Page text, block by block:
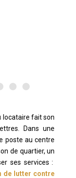
locataire fait son
Dans une
poste au centre
de quartier, un
ses services :
de lutter contre